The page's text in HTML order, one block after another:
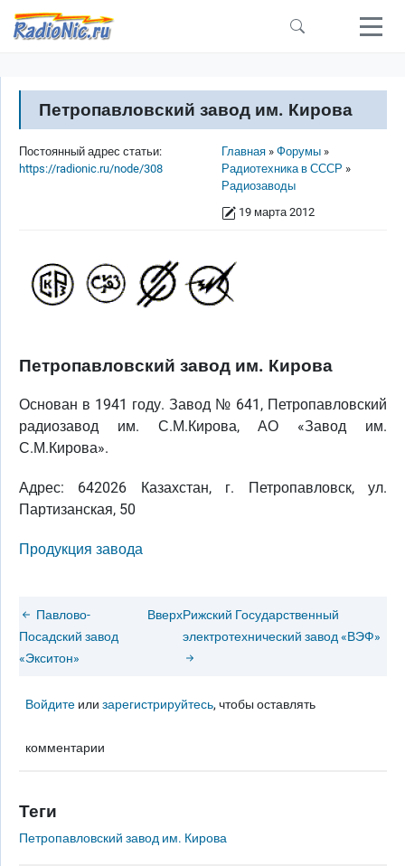
Перейти к основному содержанию
Петропавловский завод им. Кирова
Строка навигации
Главная
Форумы
Радиотехника в СССР
Радиозаводы
19 марта 2012
Постоянный адрес статьи:
https://radionic.ru/node/308
Петропавловский завод им. Кирова
Основан в 1941 году. Завод № 641, Петропавловский
радиозавод им. С.М.Кирова, АО «Завод им.
С.М.Кирова».
Адрес: 642026 Казахстан, г. Петропавловск, ул.
Партизанская, 50
Продукция завода
Павлово-
Посадский завод
«Экситон»
ВверхРижский Государственный
электротехнический завод «ВЭФ»
Войдите илизарегистрируйтесь, чтобы оставлять
комментарии
Теги
Петропавловский завод им. Кирова